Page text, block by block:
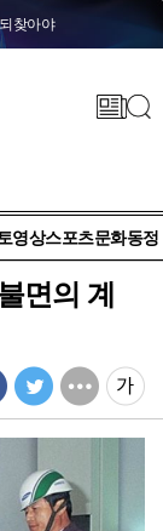
찾아야
영상스포츠문화동정
면의 계